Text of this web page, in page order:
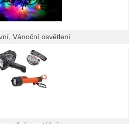
Vánoční osvětlení